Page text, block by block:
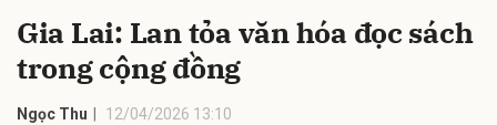
Gia Lai: Lan tỏa văn hóa đọc sách
trong cộng đồng
Ngọc Thu 12/04/2026 13:10